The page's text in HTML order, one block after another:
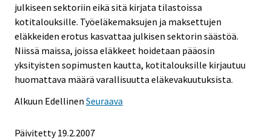
julkiseen sektoriin eikä sitä kirjata tilastoissa
kotitalouksille. Työeläkemaksujen ja maksettujen
eläkkeiden erotus kasvattaa julkisen sektorin säästöä.
Niissä maissa, joissa eläkkeet hoidetaan pääosin
yksityisten sopimusten kautta, kotitalouksille kirjautuu
huomattava määrä varallisuutta eläkevakuutuksista.
Alkuun Edellinen Seuraava
Päivitetty19.2.2007